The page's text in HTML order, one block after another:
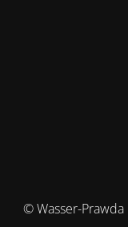
© Wasser-